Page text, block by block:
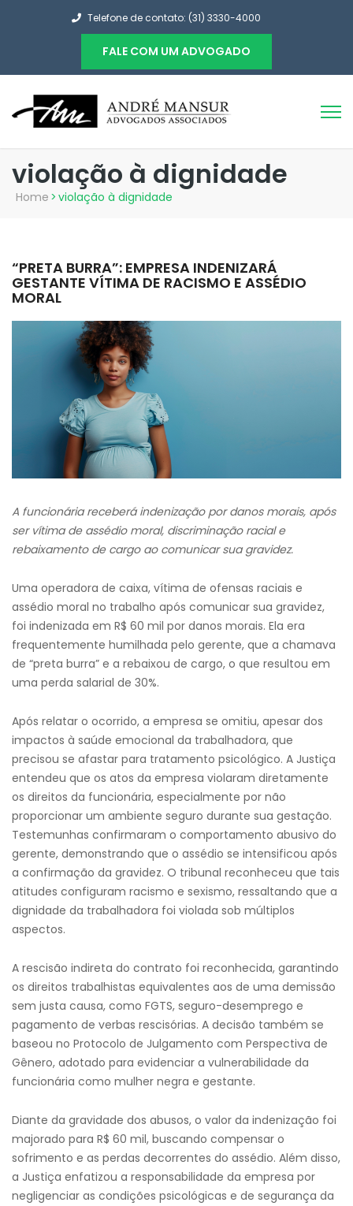
Telefone de contato: (31) 3330-4000
FALE COM UM ADVOGADO
violação à dignidade
Home > violação à dignidade
“PRETA BURRA”: EMPRESA INDENIZARÁ
GESTANTE VÍTIMA DE RACISMO E ASSÉDIO
MORAL
A funcionária receberá indenização por danos morais, após
ser vítima de assédio moral, discriminação racial e
rebaixamento de cargo ao comunicar sua gravidez.
Uma operadora de caixa, vítima de ofensas raciais e
assédio moral no trabalho após comunicar sua gravidez,
foi indenizada em R$ 60 mil por danos morais. Ela era
frequentemente humilhada pelo gerente, que a chamava
de “preta burra” e a rebaixou de cargo, o que resultou em
uma perda salarial de 30%.
Após relatar o ocorrido, a empresa se omitiu, apesar dos
impactos à saúde emocional da trabalhadora, que
precisou se afastar para tratamento psicológico. A Justiça
entendeu que os atos da empresa violaram diretamente
os direitos da funcionária, especialmente por não
proporcionar um ambiente seguro durante sua gestação.
Testemunhas confirmaram o comportamento abusivo do
gerente, demonstrando que o assédio se intensificou após
a confirmação da gravidez. O tribunal reconheceu que tais
atitudes configuram racismo e sexismo, ressaltando que a
dignidade da trabalhadora foi violada sob múltiplos
aspectos.
A rescisão indireta do contrato foi reconhecida, garantindo
os direitos trabalhistas equivalentes aos de uma demissão
sem justa causa, como FGTS, seguro-desemprego e
pagamento de verbas rescisórias. A decisão também se
baseou no Protocolo de Julgamento com Perspectiva de
Gênero, adotado para evidenciar a vulnerabilidade da
funcionária como mulher negra e gestante.
Diante da gravidade dos abusos, o valor da indenização foi
majorado para R$ 60 mil, buscando compensar o
sofrimento e as perdas decorrentes do assédio. Além disso,
a Justiça enfatizou a responsabilidade da empresa por
negligenciar as condições psicológicas e de segurança da